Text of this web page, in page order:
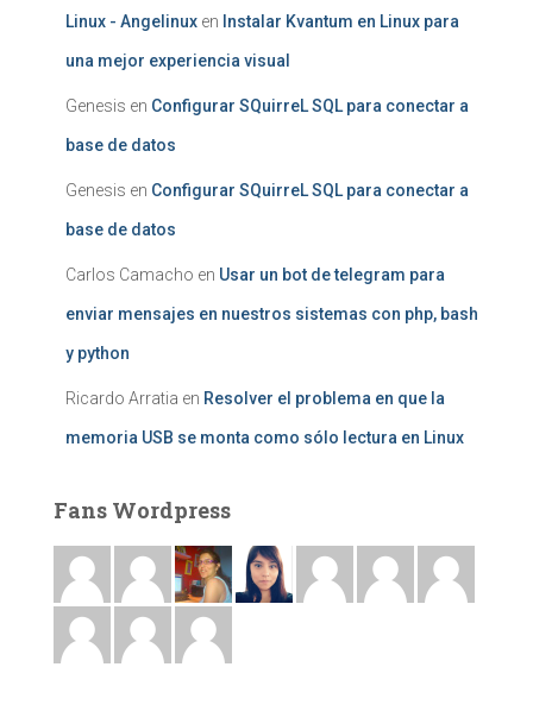
Linux - Angelinux en Instalar Kvantum en Linux para
una mejor experiencia visual
Genesis en Configurar SQuirreL SQL para conectar a
base de datos
Genesis en Configurar SQuirreL SQL para conectar a
base de datos
Carlos Camacho en Usar un bot de telegram para
enviar mensajes en nuestros sistemas con php, bash
y python
Ricardo Arratia en Resolver el problema en que la
memoria USB se monta como sólo lectura en Linux
Fans Wordpress